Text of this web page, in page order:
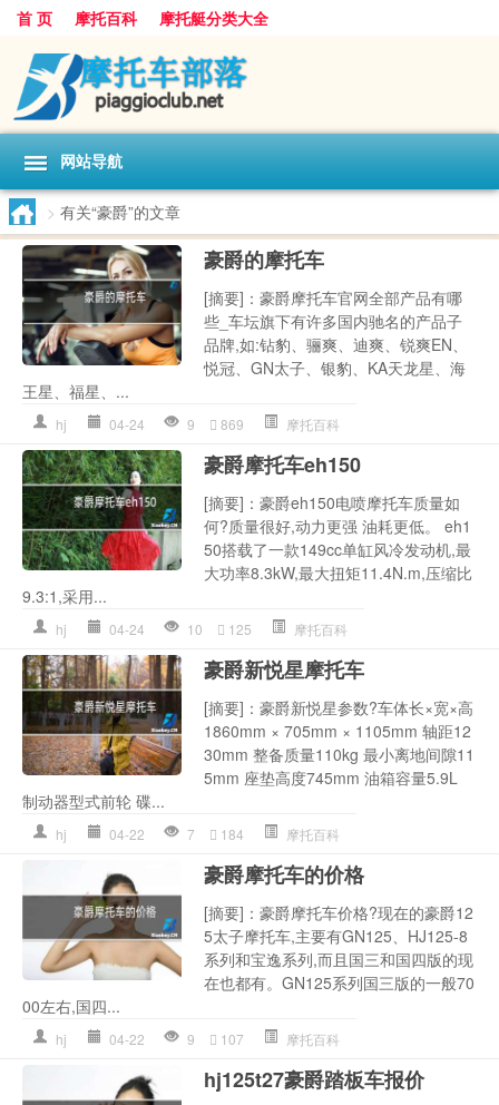
首 页 摩托百科 摩托艇分类大全
网站导航
> 有关“豪爵”的文章
豪爵的摩托车
[摘要]：豪爵摩托车官网全部产品有哪
些_车坛旗下有许多国内驰名的产品子
品牌,如:钻豹、骊爽、迪爽、锐爽EN、
悦冠、GN太子、银豹、KA天龙星、海
王星、福星、...
hj 04-24 9 869 摩托百科
豪爵摩托车eh150
[摘要]：豪爵eh150电喷摩托车质量如
何?质量很好,动力更强 油耗更低。 eh1
50搭载了一款149cc单缸风冷发动机,最
大功率8.3kW,最大扭矩11.4N.m,压缩比
9.3:1,采用...
hj 04-24 10 125 摩托百科
豪爵新悦星摩托车
[摘要]：豪爵新悦星参数?车体长×宽×高
1860mm × 705mm × 1105mm 轴距12
30mm 整备质量110kg 最小离地间隙11
5mm 座垫高度745mm 油箱容量5.9L
制动器型式前轮 碟...
hj 04-22 7 184 摩托百科
豪爵摩托车的价格
[摘要]：豪爵摩托车价格?现在的豪爵12
5太子摩托车,主要有GN125、HJ125-8
系列和宝逸系列,而且国三和国四版的现
在也都有。GN125系列国三版的一般70
00左右,国四...
hj 04-22 9 107 摩托百科
hj125t27豪爵踏板车报价